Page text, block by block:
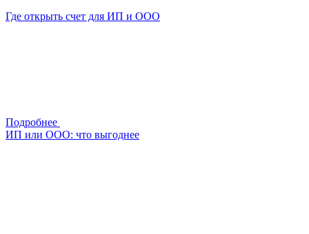
Где открыть счет для ИП и ООО
Подробнее
ИП или ООО: что выгоднее